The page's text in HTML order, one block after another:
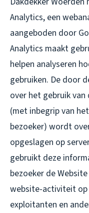
Analytics, een
aangeboden door
Analytics maakt
helpen analyseren
gebruiken. De door
over het gebruik
(met inbegrip van
bezoeker) wordt
opgeslagen op
gebruikt deze
bezoeker de
website-activiteit
exploitanten en